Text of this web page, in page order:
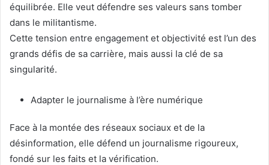
équilibrée. Elle veut défendre ses valeurs sans tomber
dans le militantisme.
Cette tension entre engagement et objectivité est l’un des
grands défis de sa carrière, mais aussi la clé de sa
singularité.
Adapter le journalisme à l’ère numérique
Face à la montée des réseaux sociaux et de la
désinformation, elle défend un journalisme rigoureux,
fondé sur les faits et la vérification.